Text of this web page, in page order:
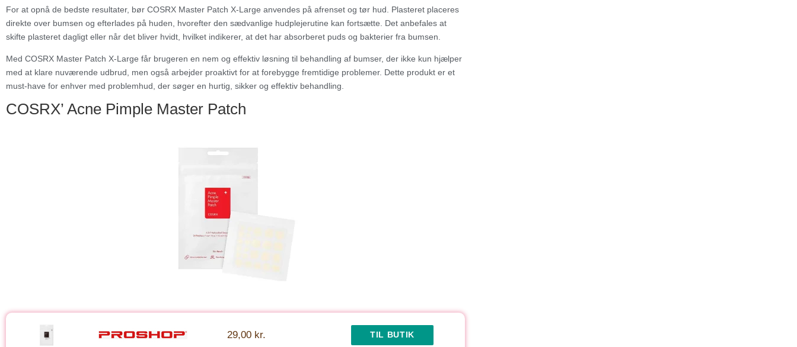
For at opnå de bedste resultater, bør COSRX Master Patch X-Large anvendes på afrenset og tør hud. Plasteret placeres
direkte over bumsen og efterlades på huden, hvorefter den sædvanlige hudplejerutine kan fortsætte. Det anbefales at
skifte plasteret dagligt eller når det bliver hvidt, hvilket indikerer, at det har absorberet puds og bakterier fra bumsen.
Med COSRX Master Patch X-Large får brugeren en nem og effektiv løsning til behandling af bumser, der ikke kun hjælper
med at klare nuværende udbrud, men også arbejder proaktivt for at forebygge fremtidige problemer. Dette produkt er et
must-have for enhver med problemhud, der søger en hurtig, sikker og effektiv behandling.
COSRX’ Acne Pimple Master Patch
29,00 kr. TIL BUTIK